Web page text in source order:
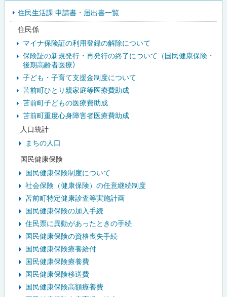
ド 住民生活課 申請書・届出書一覧
住民係
マイナ保険証の利用登録の解除について
保険証の新規発行・再発行の終了について（国民健康保険・
後期高齢者医療）
子ども・子育て支援金制度について
苫前町ひとり親家庭等医療費助成
苫前町子どもの医療費助成
苫前町重度心身障害者医療費助成
人口統計
まちの人口
国民健康保険
国民健康保険制度について
社会保険（健康保険）の任意継続制度
苫前町特定健康診査等実施計画
国民健康保険の加入手続
住民票に異動があったときの手続
国民健康保険の資格喪失手続
国民健康保険療養給付
国民健康保険療養費
国民健康保険移送費
国民健康保険高額療養費